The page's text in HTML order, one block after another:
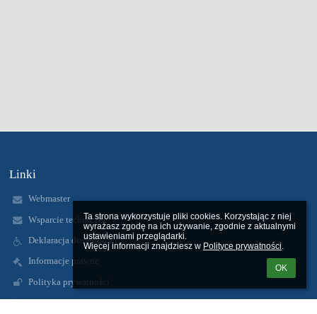
Ta strona wykorzystuje pliki cookies. Korzystając z niej
wyrażasz zgodę na ich używanie, zgodnie z aktualnymi
ustawieniami przeglądarki.
Więcej informacji znajdziesz w Polityce prywatności.
OK
Linki
Webmaster
Wsparcie techniczne
Deklaracja dostępności
Informacje prawne
Polityka prywatności
Metryczka